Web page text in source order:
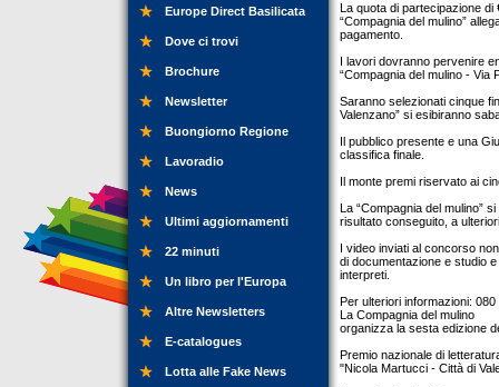
Europe Direct Basilicata
Dove ci trovi
Brochure
Newsletter
Buongiorno Regione
Lavoradio
News
Ultimi aggiornamenti
22 minuti
Un libro per l'Europa
Altre Newsletters
E-catalogues
Lotta alle Fake News
La quota di partecipazione
“Compagnia del mulino”
pagamento.
I lavori dovranno pervenire
“Compagnia del mulino - Via
Saranno selezionati cinque
Valenzano” si esibiranno
Il pubblico presente e una
classifica finale.
Il monte premi riservato ai
La “Compagnia del mulino”
risultato conseguito, a
I video inviati al concorso
di documentazione e studio
interpreti.
Per ulteriori informazioni:
La Compagnia del mulino
organizza la sesta edizione
Premio nazionale di
"Nicola Martucci - Città di